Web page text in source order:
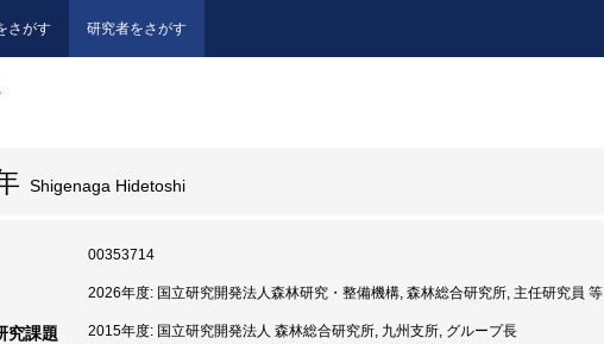
さがす 研究者をさがす
Shigenaga Hidetoshi
00353714
2026年度: 国立研究開発法人森林研究・整備機構, 森林総合研究所, 主任研究員 等
究課題
2015年度: 国立研究開発法人 森林総合研究所, 九州支所, グループ長